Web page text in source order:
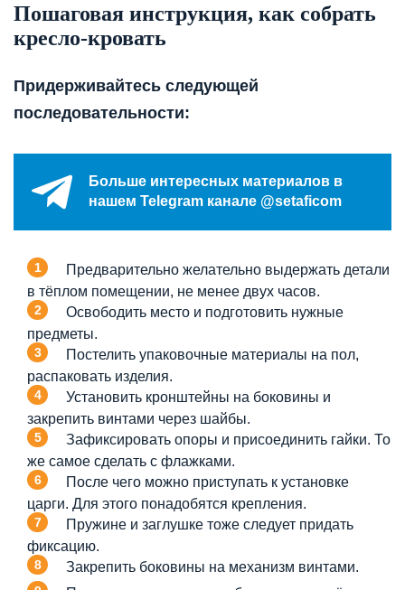
Пошаговая инструкция, как собрать
кресло-кровать
Придерживайтесь следующей
последовательности:
Больше интересных материалов в
нашем Telegram канале @setaficom
Предварительно желательно выдержать детали
в тёплом помещении, не менее двух часов.
Освободить место и подготовить нужные
предметы.
Постелить упаковочные материалы на пол,
распаковать изделия.
Установить кронштейны на боковины и
закрепить винтами через шайбы.
Зафиксировать опоры и присоединить гайки. То
же самое сделать с флажками.
После чего можно приступать к установке
царги. Для этого понадобятся крепления.
Пружине и заглушке тоже следует придать
фиксацию.
Закрепить боковины на механизм винтами.